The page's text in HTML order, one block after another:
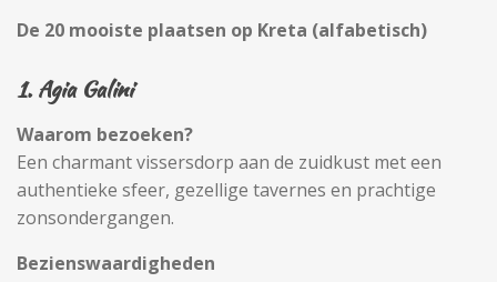
De 20 mooiste plaatsen op Kreta (alfabetisch)
1. Agia Galini
Waarom bezoeken?
Een charmant vissersdorp aan de zuidkust met een
authentieke sfeer, gezellige tavernes en prachtige
zonsondergangen.
Bezienswaardigheden